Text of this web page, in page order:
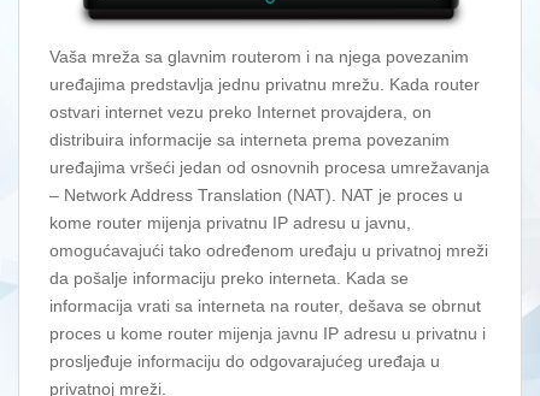
Vaša mreža sa glavnim routerom i na njega povezanim
uređajima predstavlja jednu privatnu mrežu. Kada router
ostvari internet vezu preko Internet provajdera, on
distribuira informacije sa interneta prema povezanim
uređajima vršeći jedan od osnovnih procesa umrežavanja
– Network Address Translation (NAT). NAT je proces u
kome router mijenja privatnu IP adresu u javnu,
omogućavajući tako određenom uređaju u privatnoj mreži
da pošalje informaciju preko interneta. Kada se
informacija vrati sa interneta na router, dešava se obrnut
proces u kome router mijenja javnu IP adresu u privatnu i
prosljeđuje informaciju do odgovarajućeg uređaja u
privatnoj mreži.